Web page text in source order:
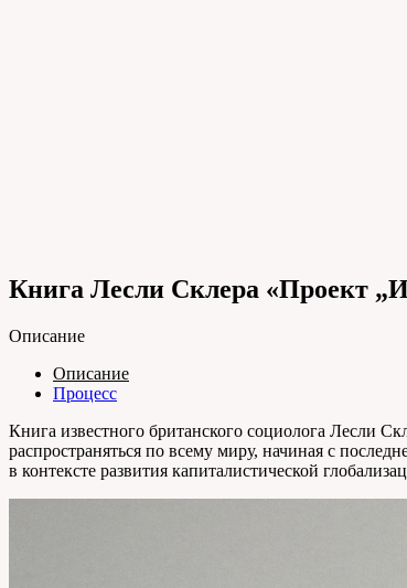
Книга Лесли Склера «Проект
Описание
Описание
Процесс
Книга известного британского социолога Лесли
распространяться по всему миру, начиная с
в контексте развития капиталистической